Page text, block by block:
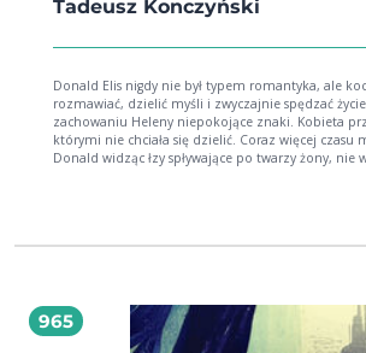
Tadeusz Konczyński
Donald Elis nigdy nie był typem romantyka, ale
rozmawiać, dzielić myśli i zwyczajnie spędzać
zachowaniu Heleny niepokojące znaki. Kobieta
którymi nie chciała się dzielić. Coraz więcej czasu
Donald widząc łzy spływające po twarzy żony,
uda się odnaleźć żonę i odkryć powody ucieczki?
965